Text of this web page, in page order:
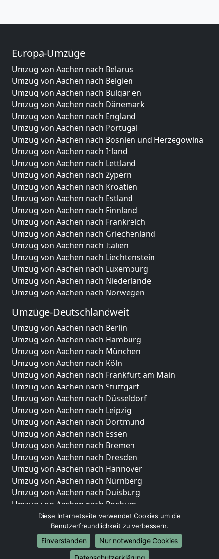
Europa-Umzüge
Umzug von Aachen nach Belarus
Umzug von Aachen nach Belgien
Umzug von Aachen nach Bulgarien
Umzug von Aachen nach Dänemark
Umzug von Aachen nach England
Umzug von Aachen nach Portugal
Umzug von Aachen nach Bosnien und Herzegowina
Umzug von Aachen nach Irland
Umzug von Aachen nach Lettland
Umzug von Aachen nach Zypern
Umzug von Aachen nach Kroatien
Umzug von Aachen nach Estland
Umzug von Aachen nach Finnland
Umzug von Aachen nach Frankreich
Umzug von Aachen nach Griechenland
Umzug von Aachen nach Italien
Umzug von Aachen nach Liechtenstein
Umzug von Aachen nach Luxemburg
Umzug von Aachen nach Niederlande
Umzug von Aachen nach Norwegen
Umzüge-Deutschlandweit
Umzug von Aachen nach Berlin
Umzug von Aachen nach Hamburg
Umzug von Aachen nach München
Umzug von Aachen nach Köln
Umzug von Aachen nach Frankfurt am Main
Umzug von Aachen nach Stuttgart
Umzug von Aachen nach Düsseldorf
Umzug von Aachen nach Leipzig
Umzug von Aachen nach Dortmund
Umzug von Aachen nach Essen
Umzug von Aachen nach Bremen
Umzug von Aachen nach Dresden
Umzug von Aachen nach Hannover
Umzug von Aachen nach Nürnberg
Umzug von Aachen nach Duisburg
Umzug von Aachen nach Bochum
Umzug von Aachen nach Wuppertal
Umzug von Aachen nach Bielefeld
Umzug von Aachen nach Bonn
Umzug von Aachen nach Münster
Diese Internetseite verwendet Cookies um die
Benutzerfreundlichkeit zu verbessern.
Einverstanden
Nur notwendige Cookies
Datenschutzerklärung